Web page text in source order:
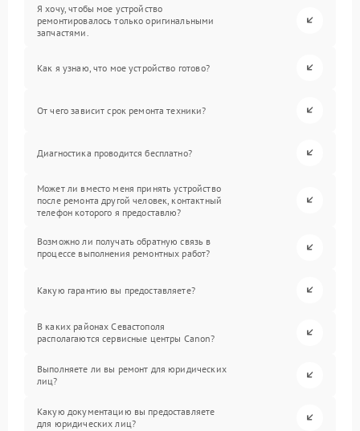
Я хочу, чтобы мое устройство
ремонтировалось только оригинальными
запчастями.
Как я узнаю, что мое устройство готово?
От чего зависит срок ремонта техники?
Диагностика проводится бесплатно?
Может ли вместо меня принять устройство
после ремонта другой человек, контактный
телефон которого я предоставлю?
Возможно ли получать обратную связь в
процессе выполнения ремонтных работ?
Какую гарантию вы предоставляете?
В каких районах Севастополя
располагаются сервисные центры Canon?
Выполняете ли вы ремонт для юридических
лиц?
Какую документацию вы предоставляете
для юридических лиц?